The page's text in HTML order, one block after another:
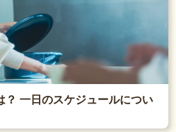
？ 一日のスケジュールについ